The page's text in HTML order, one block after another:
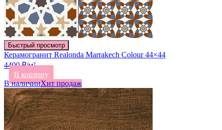
Быстрый просмотр
Керамогранит Realonda Marrakech Colour 44×44
4400 ₽/м²
В корзину
В наличииХит продаж